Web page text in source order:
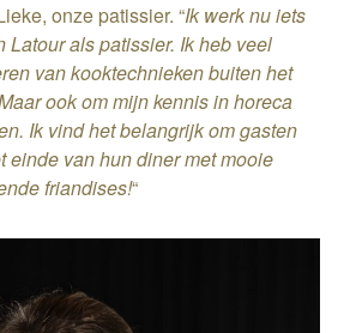
onze patissier. “Ik werk nu iets
Latour als patissier. Ik heb veel
van kooktechnieken buiten het
ook om mijn kennis in horeca
Ik vind het belangrijk om gasten
einde van hun diner met mooie
friandises!“